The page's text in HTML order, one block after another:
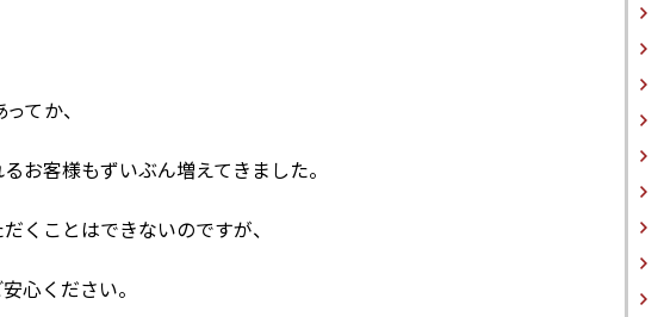
てか、
様もずいぶん増えてきました。
ことはできないのですが、
ください。